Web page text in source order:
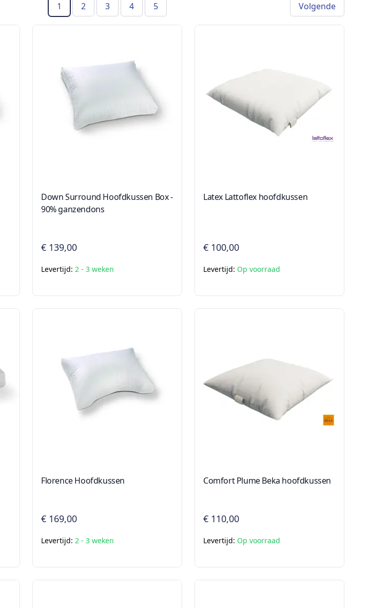
1(Huidige pagina)
2 3 4 5 Volgende
Down Surround Hoofdkussen Box -
90% ganzendons
€ 139,00
Levertijd: 2 - 3 weken
Latex Lattoflex hoofdkussen
€ 100,00
Levertijd: Op voorraad
Florence Hoofdkussen
€ 169,00
Levertijd: 2 - 3 weken
Comfort Plume Beka hoofdkussen
€ 110,00
Levertijd: Op voorraad